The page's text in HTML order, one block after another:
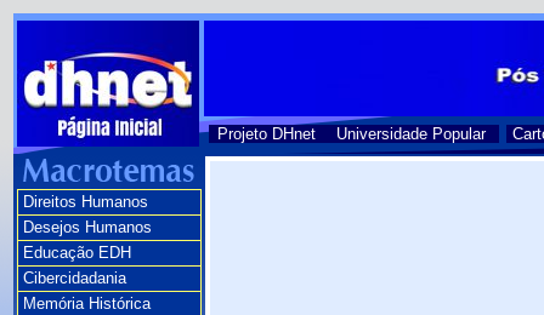
Projeto DHnet Universidade Popular
Direitos Humanos
Desejos Humanos
Educação EDH
Cibercidadania
Memória Histórica